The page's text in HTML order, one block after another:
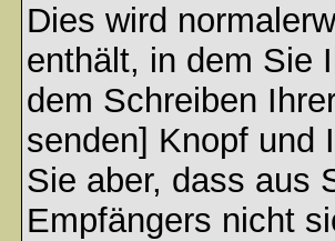
Dies wird
enthält, in dem Sie
dem Schreiben
senden] Knopf und
Sie aber, dass aus
Empfängers nicht